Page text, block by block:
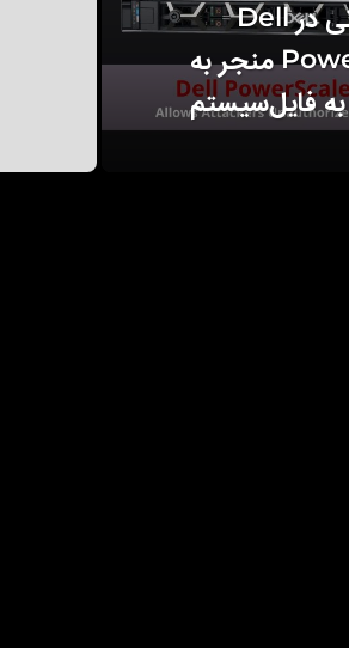
آسیب‌پذیری بحرانی در Dell
PowerScale OneFS منجر به
فایل‌سیستم